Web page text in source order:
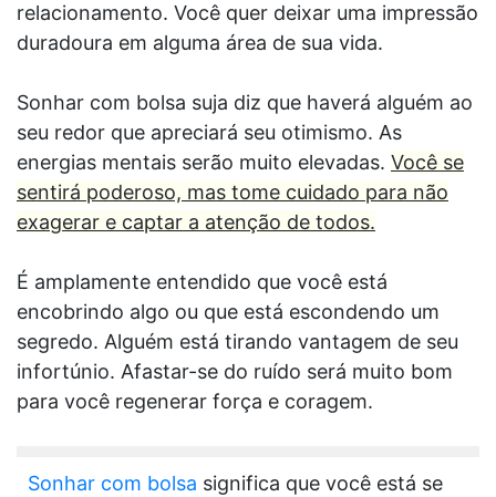
relacionamento. Você quer deixar uma impressão
duradoura em alguma área de sua vida.
Sonhar com bolsa suja diz que haverá alguém ao
seu redor que apreciará seu otimismo. As
energias mentais serão muito elevadas. Você se
sentirá poderoso, mas tome cuidado para não
exagerar e captar a atenção de todos.
É amplamente entendido que você está
encobrindo algo ou que está escondendo um
segredo. Alguém está tirando vantagem de seu
infortúnio. Afastar-se do ruído será muito bom
para você regenerar força e coragem.
Sonhar com bolsa significa que você está se